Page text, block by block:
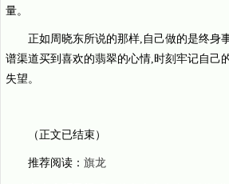
量。
正如周晓东所说的那样,自己做的是终身
谱渠道买到喜欢的翡翠的心情,时刻牢记自己
失望。
（正文已结束）
推荐阅读： 旗龙